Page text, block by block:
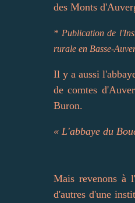
des Monts
* Publication de
rurale en Basse-
Il y a aussi
de comtes
Buron.
« L'abbaye du
Mais revenons à
d'autres d'une